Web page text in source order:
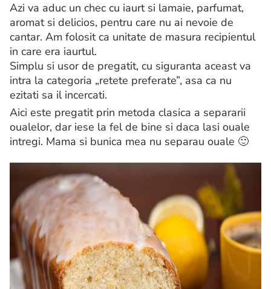
Azi va aduc un chec cu iaurt si lamaie, parfumat,
aromat si delicios, pentru care nu ai nevoie de
cantar. Am folosit ca unitate de masura recipientul
in care era iaurtul.
Simplu si usor de pregatit, cu siguranta aceast va
intra la categoria „retete preferate”, asa ca nu
ezitati sa il incercati.
Aici este pregatit prin metoda clasica a separarii
oualelor, dar iese la fel de bine si daca lasi ouale
intregi. Mama si bunica mea nu separau ouale 🙂